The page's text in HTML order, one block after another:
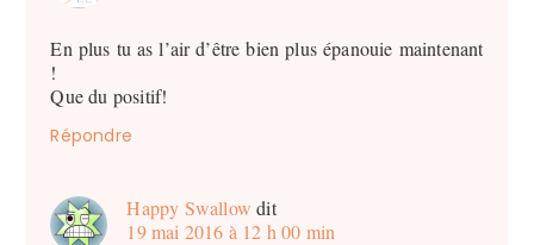
En plus tu as l’air d’être bien plus épanouie maintenant
!
Que du positif!
Répondre
Happy Swallow dit
19 mai 2016 à 12 h 00 min